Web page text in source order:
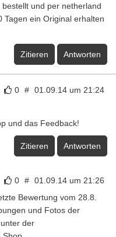
und per netherland
Tagen ein Original erhalten
Zitieren Antworten
0 # 01.09.14 um 21:24
und das Feedback!
Zitieren Antworten
0 # 01.09.14 um 21:26
Bewertung vom 28.8.
und Fotos der
der